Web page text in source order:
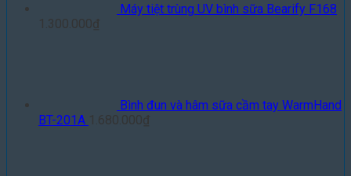
Máy tiệt trùng UV bình sữa Bearify F168
1.300.000₫
Bình đun và hâm sữa cầm tay WarmHand
BT-201A 1.680.000₫